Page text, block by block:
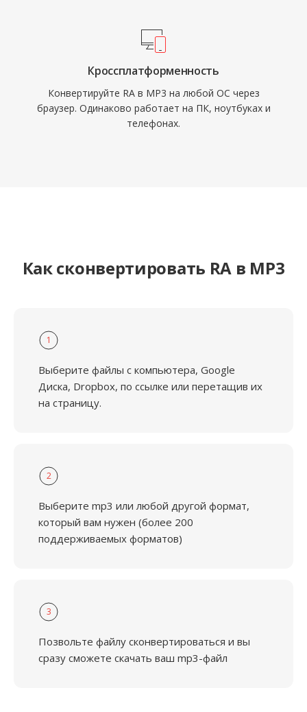
Кроссплатформенность
Конвертируйте RA в MP3 на любой ОС через
браузер. Одинаково работает на ПК, ноутбуках и
телефонах.
Как сконвертировать RA в MP3
1
Выберите файлы с компьютера, Google
Диска, Dropbox, по ссылке или перетащив их
на страницу.
2
Выберите mp3 или любой другой формат,
который вам нужен (более 200
поддерживаемых форматов)
3
Позвольте файлу сконвертироваться и вы
сразу сможете скачать ваш mp3-файл